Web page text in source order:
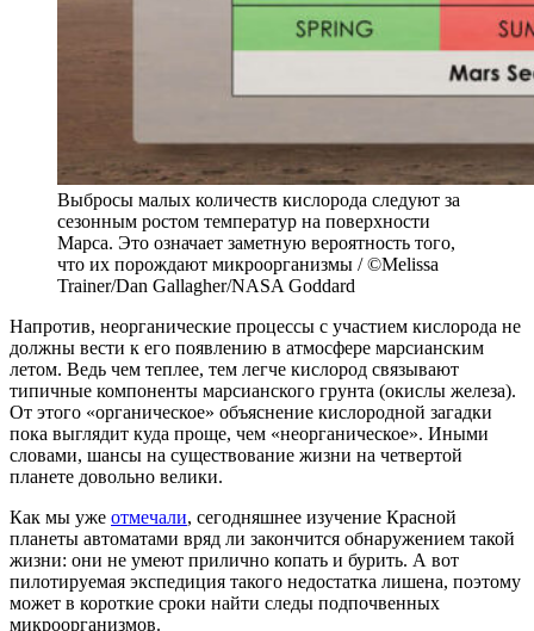
Выбросы малых количеств кислорода следуют за
сезонным ростом температур на поверхности
Марса. Это означает заметную вероятность того,
что их порождают микроорганизмы / ©Melissa
Trainer/Dan Gallagher/NASA Goddard
Напротив, неорганические процессы с участием кислорода не
должны вести к его появлению в атмосфере марсианским
летом. Ведь чем теплее, тем легче кислород связывают
типичные компоненты марсианского грунта (окислы железа).
От этого «органическое» объяснение кислородной загадки
пока выглядит куда проще, чем «неорганическое». Иными
словами, шансы на существование жизни на четвертой
планете довольно велики.
Как мы уже отмечали, сегодняшнее изучение Красной
планеты автоматами вряд ли закончится обнаружением такой
жизни: они не умеют прилично копать и бурить. А вот
пилотируемая экспедиция такого недостатка лишена, поэтому
может в короткие сроки найти следы подпочвенных
микроорганизмов.